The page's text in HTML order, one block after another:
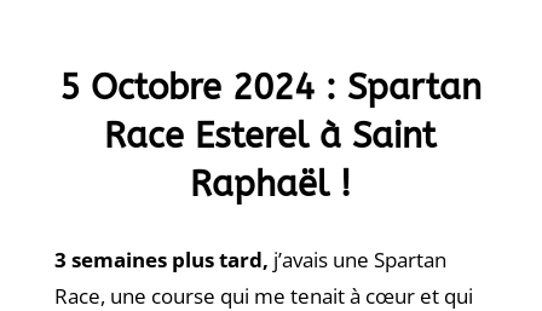
5 Octobre 2024 : Spartan
Race Esterel à Saint
Raphaël !
3 semaines plus tard, j’avais une Spartan
Race, une course qui me tenait à cœur et qui